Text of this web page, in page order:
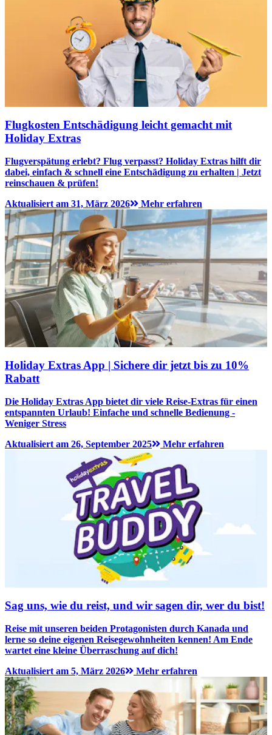
Flugkosten Entschädigung leicht gemacht mit
Holiday Extras
Flugverspätung erlebt? Flug verpasst? Holiday Extras hilft dir
dabei, einfach & schnell eine Entschädigung zu erhalten | Jetzt
reinschauen & prüfen!
Aktualisiert am 31, März 2026
Mehr erfahren
Holiday Extras App | Sichere dir jetzt bis zu 10%
Rabatt
Die Holiday Extras App bietet dir viele Reise-Extras für einen
entspannten Urlaub! Einfache und schnelle Bedienung -
Weniger Stress
Aktualisiert am 26, September 2025
Mehr erfahren
Sag uns, wie du reist, und wir sagen dir, wer du bist!
Reise mit unseren beiden Protagonisten durch Kanada und
lerne so deine eigenen Reisegewohnheiten kennen! Am Ende
wartet eine kleine Überraschung auf dich!
Aktualisiert am 5, März 2026
Mehr erfahren